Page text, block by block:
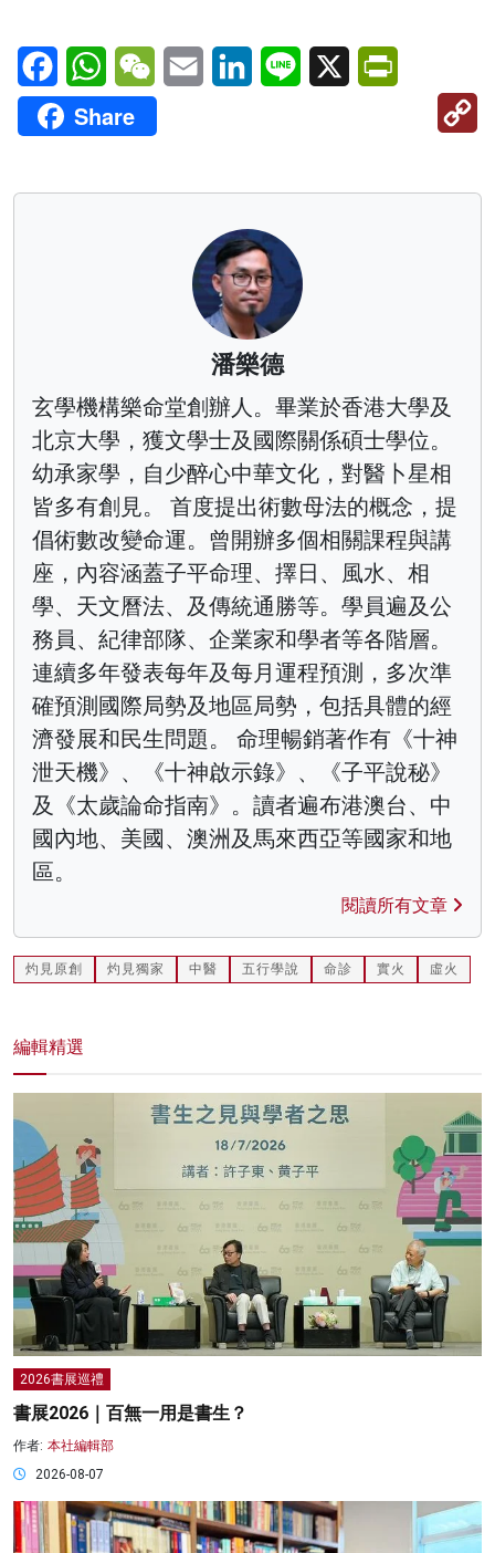
FacebookWhatsAppWeChatEmail LinkedInLine X
Share
潘樂德
玄學機構樂命堂創辦人。畢業於香港大學及
北京大學，獲文學士及國際關係碩士學位。
幼承家學，自少醉心中華文化，對醫卜星相
皆多有創見。 首度提出術數母法的概念，提
倡術數改變命運。曾開辦多個相關課程與講
座，內容涵蓋子平命理、擇日、風水、相
學、天文曆法、及傳統通勝等。學員遍及公
務員、紀律部隊、企業家和學者等各階層。
連續多年發表每年及每月運程預測，多次準
確預測國際局勢及地區局勢，包括具體的經
濟發展和民生問題。 命理暢銷著作有《十神
泄天機》、《十神啟示錄》、《子平說秘》
及《太歲論命指南》。讀者遍布港澳台、中
國內地、美國、澳洲及馬來西亞等國家和地
區。
閱讀所有文章
灼見原創 灼見獨家 中醫 五行學說 命診 實火 虛火
編輯精選
2026書展巡禮
書展2026｜百無一用是書生？
作者: 本社編輯部
2026-08-07